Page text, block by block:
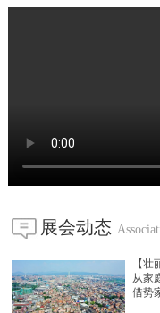
展会动态
【
从家
借势